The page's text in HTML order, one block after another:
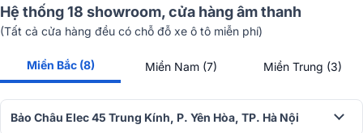
hiểu khi mà Soulution 330 sở hữu chất lượng rất cao, cực kì tinh xảo
và chính xác.
Hệ thống 18 showroom, cửa hàng âm thanh
(Tất cả cửa hàng đều có chỗ đỗ xe ô tô miễn phí)
Miền Bắc (8) Miền Nam (7) Miền Trung (3)
Bảo Châu Elec 45 Trung Kính, P. Yên Hòa, TP. Hà Nội